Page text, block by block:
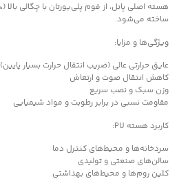
ساخته می‌شود.
ویژگی‌ها و مزایا:
عایق حرارتی عالی (ضریب انتقال حرارت بسیار پایین)
کاهش انتقال صوت و ارتعاش
وزن سبک و نصب سریع
مقاومت نسبی در برابر رطوبت و مواد شیمیایی
کاربرد هسته PU:
سردخانه‌ها و محیط‌های کنترل دما
سالن‌های صنعتی و تولیدی
کلین روم‌ها و محیط‌های بهداشتی